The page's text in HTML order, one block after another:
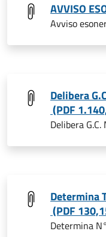
AVVISO
Avviso
Delibera
(PDF
Delibera
Determina
(PDF
Determina